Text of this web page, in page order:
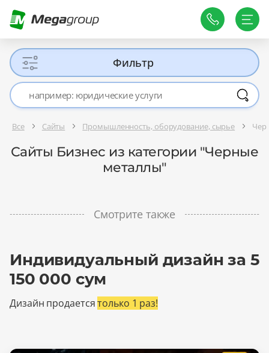
Фильтр
Все Сайты Промышленность, оборудование, сырье
Сайты Бизнес из категории "Черные
металлы"
Смотрите также
Индивидуальный дизайн за 5
150 000 сум
Дизайн продаетсятолько 1 раз!